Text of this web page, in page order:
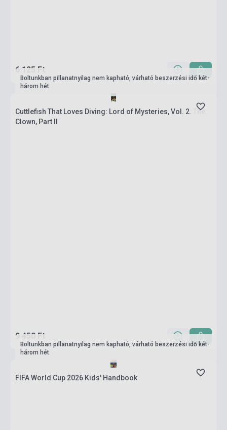
6 125 Ft
Boltunkban pillanatnyilag nem kapható, várható beszerzési idő két-
három hét
Cuttlefish That Loves Diving: Lord of Mysteries, Vol. 2: The
Clown, Part II
9 450 Ft
Boltunkban pillanatnyilag nem kapható, várható beszerzési idő két-
három hét
FIFA World Cup 2026 Kids' Handbook